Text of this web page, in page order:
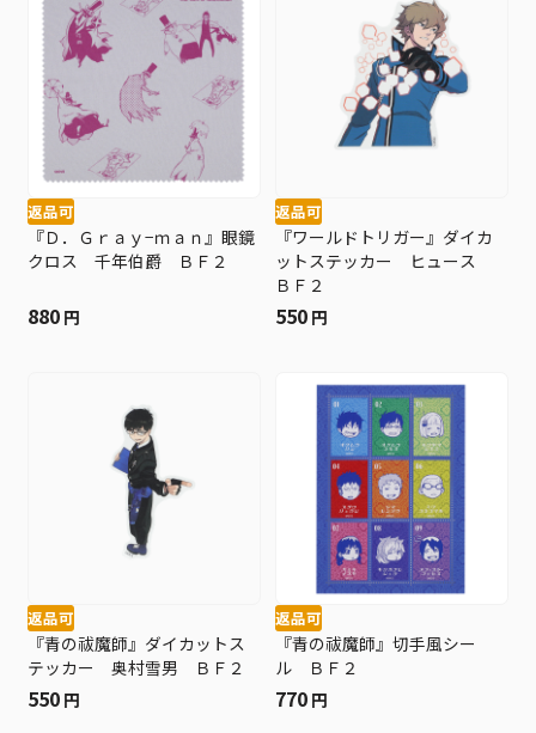
返品可
『Ｄ．Ｇｒａｙ−ｍａｎ』眼鏡
クロス 千年伯爵 ＢＦ２
880 円
返品可
『ワールドトリガー』ダイカ
ットステッカー ヒュース
ＢＦ２
550 円
返品可
『青の祓魔師』ダイカットス
テッカー 奥村雪男 ＢＦ２
550 円
返品可
『青の祓魔師』切手風シー
ル ＢＦ２
770 円